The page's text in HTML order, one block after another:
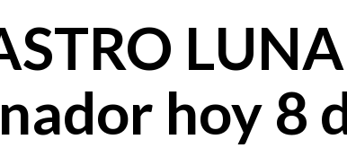
hoy 8